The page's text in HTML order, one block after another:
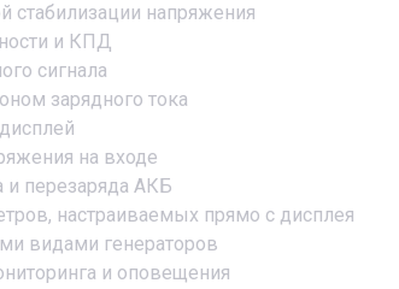
стабилизации напряжения
и КПД
сигнала
зарядного тока
на входе
и перезаряда АКБ
настраиваемых прямо с дисплея
видами генераторов
и оповещения